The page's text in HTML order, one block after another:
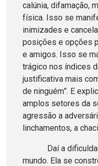
calúnia, difamação,
física. Isso se
inimizades e
posições e opções
e amigos. Isso se
trágico nos índices
justificativa mais
de ninguém”. E
amplos setores da
agressão a
linchamentos, a
Daí a
mundo. Ela se